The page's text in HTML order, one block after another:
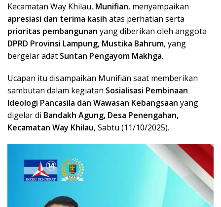
Kecamatan Way Khilau, Munifian, menyampaikan
apresiasi dan terima kasih atas perhatian serta
prioritas pembangunan yang diberikan oleh anggota
DPRD Provinsi Lampung, Mustika Bahrum, yang
bergelar adat Suntan Pengayom Makhga.
Ucapan itu disampaikan Munifian saat memberikan
sambutan dalam kegiatan Sosialisasi Pembinaan
Ideologi Pancasila dan Wawasan Kebangsaan yang
digelar di Bandakh Agung, Desa Penengahan,
Kecamatan Way Khilau, Sabtu (11/10/2025).